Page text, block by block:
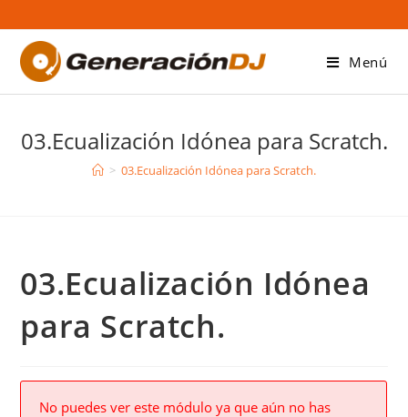
al
contenido
Menú
03.Ecualización Idónea para Scratch.
> 03.Ecualización Idónea para Scratch.
03.Ecualización Idónea
para Scratch.
No puedes ver este módulo ya que aún no has